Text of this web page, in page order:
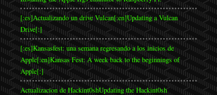
[:es]Actualizando un drive Vulcan[:en]Updating a Vulcan
Drive[:]
[:es]Kansasfest: una semana regresando a los inicios de
Apple[:en]Kansas Fest: A week back to the beginnings of
Apple[:]
Actualizacion de Hackint0shUpdating the Hackint0sh